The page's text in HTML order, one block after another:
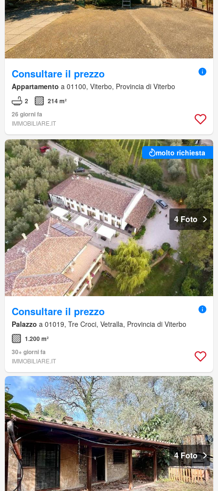
Consultare il prezzo
Appartamento a 01100, Viterbo, Provincia di Viterbo
2
214 m²
26 giorni fa
IMMOBILIARE.IT
molto richiesta
4 Foto
Consultare il prezzo
Palazzo a 01019, Tre Croci, Vetralla, Provincia di Viterbo
1.200 m²
30+ giorni fa
IMMOBILIARE.IT
4 Foto